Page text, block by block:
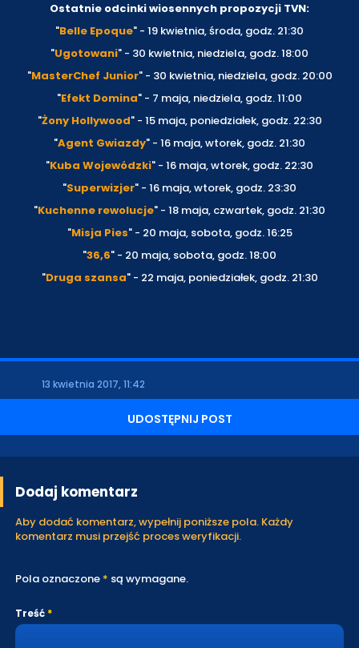
Ostatnie odcinki wiosennych propozycji TVN:
"Belle Epoque" - 19 kwietnia, środa, godz. 21:30
"Ugotowani" - 30 kwietnia, niedziela, godz. 18:00
"MasterChef Junior" - 30 kwietnia, niedziela, godz. 20:00
"Efekt Domina" - 7 maja, niedziela, godz. 11:00
"Żony Hollywood" - 15 maja, poniedziałek, godz. 22:30
"Agent Gwiazdy" - 16 maja, wtorek, godz. 21:30
"Kuba Wojewódzki" - 16 maja, wtorek, godz. 22:30
"Superwizjer" - 16 maja, wtorek, godz. 23:30
"Kuchenne rewolucje" - 18 maja, czwartek, godz. 21:30
"Misja Pies" - 20 maja, sobota, godz. 16:25
"36,6" - 20 maja, sobota, godz. 18:00
"Druga szansa" - 22 maja, poniedziałek, godz. 21:30
13 kwietnia 2017, 11:42
UDOSTĘPNIJ POST
Dodaj komentarz
Aby dodać komentarz, wypełnij poniższe pola. Każdy
komentarz musi przejść proces weryfikacji.
Pola oznaczone * są wymagane.
Treść